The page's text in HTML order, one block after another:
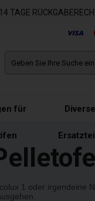
14 TAGE
für Diverse
1 oder